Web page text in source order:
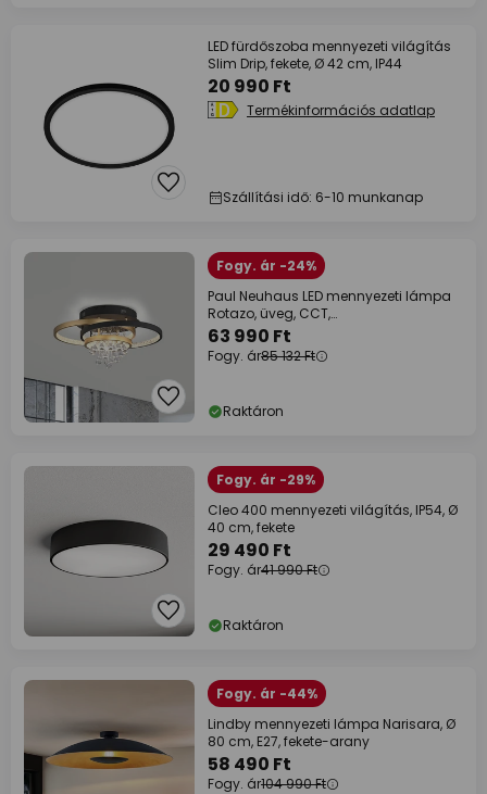
LED fürdőszoba mennyezeti világítás
Slim Drip, fekete, Ø 42 cm, IP44
20 990 Ft
Termékinformációs adatlap
Szállítási idő: 6-10 munkanap
Fogy. ár -24%
Paul Neuhaus LED mennyezeti lámpa
Rotazo, üveg, CCT,
fényerőszabályzóval,
63 990 Ft
Fogy. ár85 132 Ft
Raktáron
Fogy. ár -29%
Cleo 400 mennyezeti világítás, IP54, Ø
40 cm, fekete
29 490 Ft
Fogy. ár41 990 Ft
Raktáron
Fogy. ár -44%
Lindby mennyezeti lámpa Narisara, Ø
80 cm, E27, fekete-arany
58 490 Ft
Fogy. ár104 990 Ft